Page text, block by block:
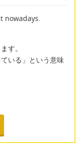
nowadays.
す。
いる」という意味